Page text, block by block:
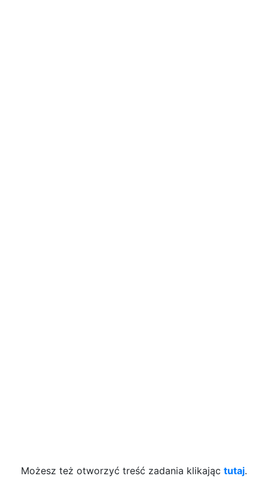
Możesz też otworzyć treść zadania klikając tutaj.